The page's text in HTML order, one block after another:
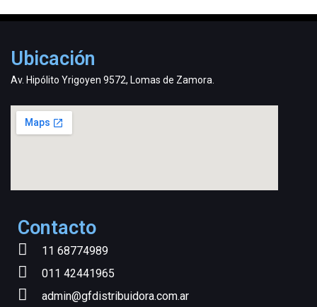
Ubicación
Av. Hipólito Yrigoyen 9572, Lomas de Zamora.
Contacto
11 68774989
011 42441965
admin@gfdistribuidora.com.ar